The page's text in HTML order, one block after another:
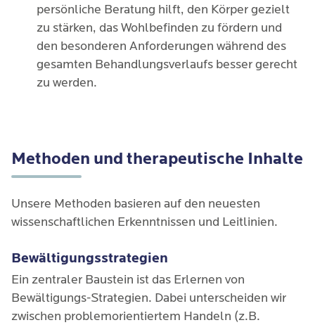
persönliche Beratung hilft, den Körper gezielt
zu stärken, das Wohlbefinden zu fördern und
den besonderen Anforderungen während des
gesamten Behandlungsverlaufs besser gerecht
zu werden.
Methoden und therapeutische Inhalte
Unsere Methoden basieren auf den neuesten
wissenschaftlichen Erkenntnissen und Leitlinien.
Bewältigungsstrategien
Ein zentraler Baustein ist das Erlernen von
Bewältigungs-Strategien. Dabei unterscheiden wir
zwischen problemorientiertem Handeln (z.B.